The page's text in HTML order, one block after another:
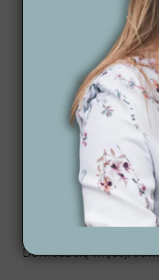
dostępnego czasu,
Co nas
Wybierając Wytwórnię
Gwarancja
Możliwość
12 lat
Ścisła współpraca z
Projektowanie
Automatyzacja
Dowiedz się więcej,